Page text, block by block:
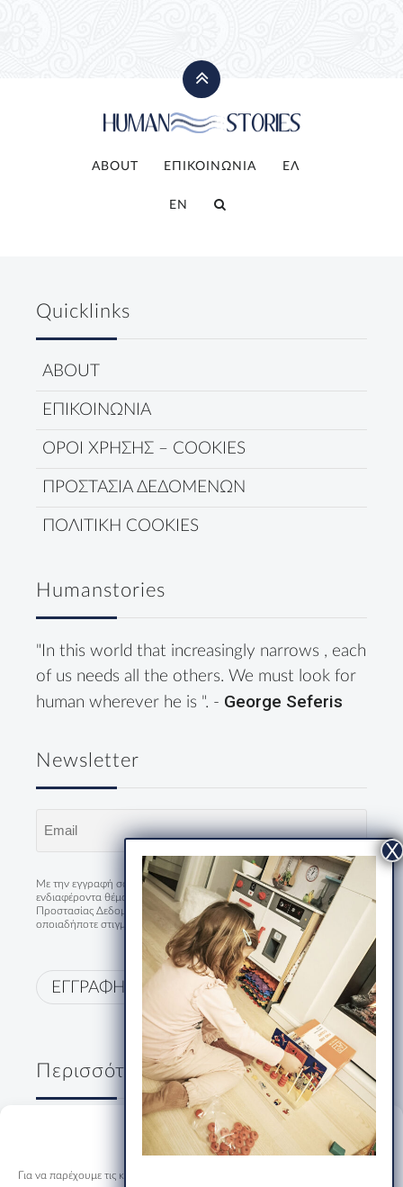
Manage Consent
Για να παρέχουμε τις καλύτερες εμπειρίες, χρησιμοποιούμε τεχνολογίες όπως
ABOUT ΕΠΙΚΟΙΝΩΝΙΑ ΕΛ
EN
Quicklinks
ABOUT
ΕΠΙΚΟΙΝΩΝΙΑ
ΟΡΟΙ ΧΡΗΣΗΣ – COOKIES
ΠΡΟΣΤΑΣΙΑ ΔΕΔΟΜΕΝΩΝ
ΠΟΛΙΤΙΚΗ COOKIES
Humanstories
"In this world that increasingly narrows , each
of us needs all the others. We must look for
human wherever he is ". - George Seferis
Newsletter
Με την εγγραφή σου συμφωνείς να λαμβάνεις τα νέα και
ενδιαφέροντα θέματα του HumanStories και με τηνΠολιτική
Προστασίας Δεδομένων
. Μπορείς να διαγραφείς από την λίστα
οποιαδήποτε στιγμή.
ΕΓΓΡΑΦΗ
Περισσότερα
Δύο κύριοι, ένα ουζάκι και μία
ολόκληρη Ελλάδα